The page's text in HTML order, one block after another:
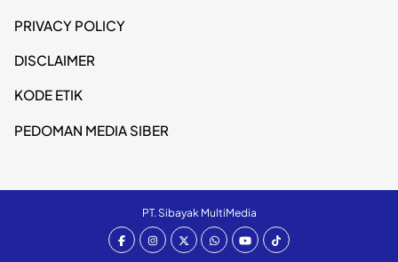
PRIVACY POLICY
DISCLAIMER
KODE ETIK
PEDOMAN MEDIA SIBER
PT. Sibayak MultiMedia